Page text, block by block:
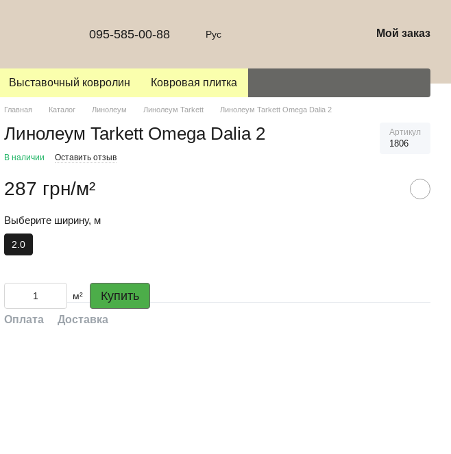
095-585-00-88 Рус Мой заказ
Выставочный ковролин Ковровая плитка
Главная Каталог Линолеум Линолеум Tarkett Линолеум Tarkett Omega Dalia 2
Линолеум Tarkett Omega Dalia 2 Артикул
1806
В наличии Оставить отзыв
287 грн/м²
Выберите ширину, м
2.0
м² Купить
Оплата Доставка